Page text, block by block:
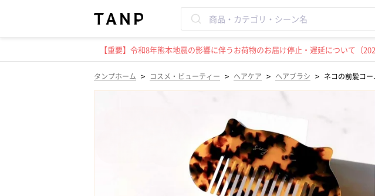
【重要】令和8年熊本地震の影響に伴うお荷物のお届け停止・遅延について（
タンプホーム > コスメ・ビューティー > ヘアケア > ヘアブラシ > ネコの前髪コー